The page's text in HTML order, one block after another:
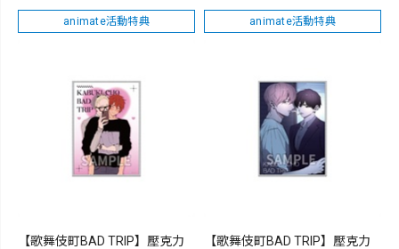
animate活動特典
【歌舞伎町BAD TRIP】壓克力
animate活動特典
【歌舞伎町BAD TRIP】壓克力